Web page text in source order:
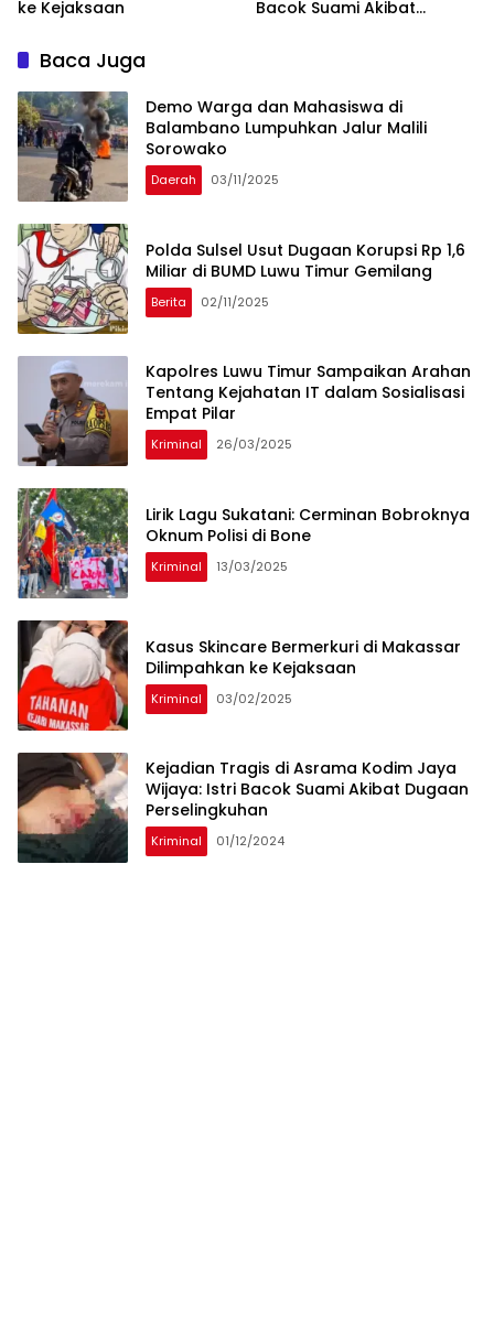
ke Kejaksaan
Bacok Suami Akibat
Baca Juga
Demo Warga dan Mahasiswa di
Balambano Lumpuhkan Jalur Malili
Sorowako
Daerah 03/11/2025
Polda Sulsel Usut Dugaan Korupsi Rp 1,6
Miliar di BUMD Luwu Timur Gemilang
Berita 02/11/2025
Kapolres Luwu Timur Sampaikan Arahan
Tentang Kejahatan IT dalam Sosialisasi
Empat Pilar
Kriminal 26/03/2025
Lirik Lagu Sukatani: Cerminan Bobroknya
Oknum Polisi di Bone
Kriminal 13/03/2025
Kasus Skincare Bermerkuri di Makassar
Dilimpahkan ke Kejaksaan
Kriminal 03/02/2025
Kejadian Tragis di Asrama Kodim Jaya
Wijaya: Istri Bacok Suami Akibat Dugaan
Perselingkuhan
Kriminal 01/12/2024